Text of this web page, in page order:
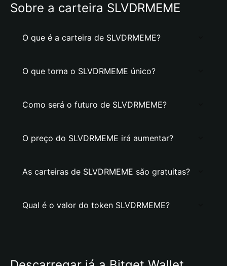
Sobre a carteira SLVDRMEME
O que é a carteira de SLVDRMEME?
O que torna o SLVDRMEME único?
Como será o futuro de SLVDRMEME?
O preço do SLVDRMEME irá aumentar?
As carteiras de SLVDRMEME são gratuitas?
Qual é o valor do token SLVDRMEME?